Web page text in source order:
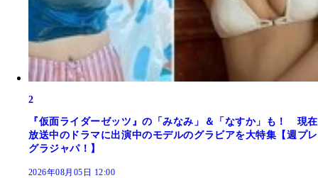
2
『仮面ライダーゼッツ』の「みなみ」＆「なすか」も！ 現在
放送中のドラマに出演中のモデルのグラビアを大特集【週プレ
グラジャパ！】
2026年08月05日 12:00